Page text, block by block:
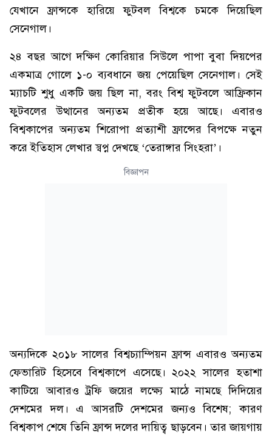
যেখানে ফ্রান্সকে হারিয়ে ফুটবল বিশ্বকে চমকে দিয়েছিল
সেনেগাল।
২৪ বছর আগে দক্ষিণ কোরিয়ার সিউলে পাপা বুবা দিয়পের
একমাত্র গোলে ১-০ ব্যবধানে জয় পেয়েছিল সেনেগাল। সেই
ম্যাচটি শুধু একটি জয় ছিল না, বরং বিশ্ব ফুটবলে আফ্রিকান
ফুটবলের উত্থানের অন্যতম প্রতীক হয়ে আছে। এবারও
বিশ্বকাপের অন্যতম শিরোপা প্রত্যাশী ফ্রান্সের বিপক্ষে নতুন
করে ইতিহাস লেখার স্বপ্ন দেখছে ‘তেরাঙ্গার সিংহরা’।
বিজ্ঞাপন
অন্যদিকে ২০১৮ সালের বিশ্বচ্যাম্পিয়ন ফ্রান্স এবারও অন্যতম
ফেভারিট হিসেবে বিশ্বকাপে এসেছে। ২০২২ সালের হতাশা
কাটিয়ে আবারও ট্রফি জয়ের লক্ষ্যে মাঠে নামছে দিদিয়ের
দেশমের দল। এ আসরটি দেশমের জন্যও বিশেষ; কারণ
বিশ্বকাপ শেষে তিনি ফ্রান্স দলের দায়িত্ব ছাড়বেন। তার জায়গায়